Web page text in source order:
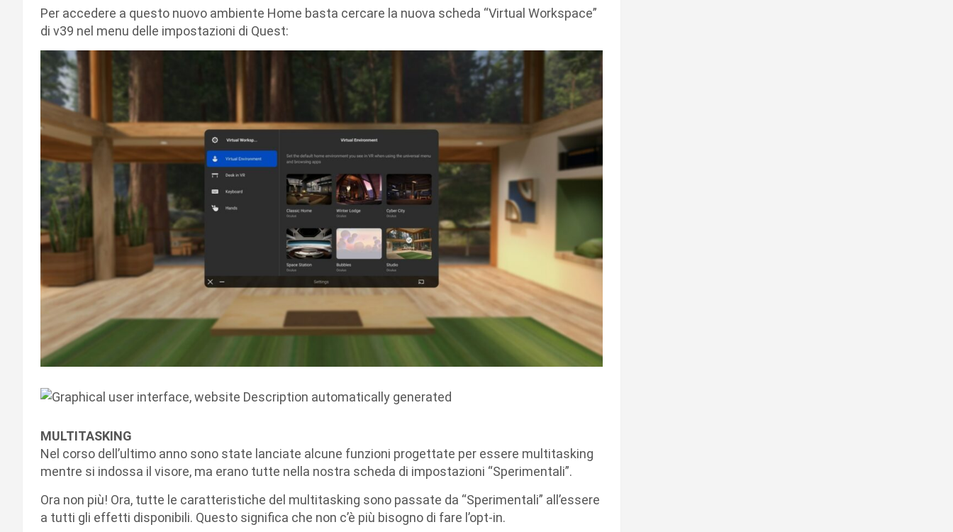
Per accedere a questo nuovo ambiente Home basta cercare la nuova scheda “Virtual Workspace”
di v39 nel menu delle impostazioni di Quest:
MULTITASKING
Nel corso dell’ultimo anno sono state lanciate alcune funzioni progettate per essere multitasking
mentre si indossa il visore, ma erano tutte nella nostra scheda di impostazioni “Sperimentali”.
Ora non più! Ora, tutte le caratteristiche del multitasking sono passate da “Sperimentali” all’essere
a tutti gli effetti disponibili. Questo significa che non c’è più bisogno di fare l’opt-in.